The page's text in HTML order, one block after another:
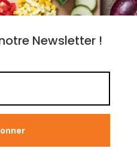
Newsletter !